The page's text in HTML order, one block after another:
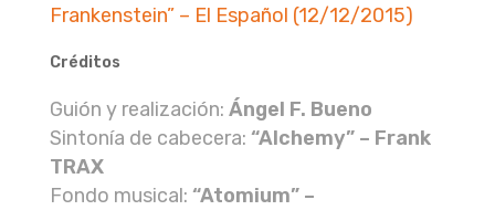
Frankenstein” – El Español (12/12/2015)
Créditos
Guión y realización: Ángel F. Bueno
Sintonía de cabecera: “Alchemy” – Frank
TRAX
Fondo musical: “Atomium” –